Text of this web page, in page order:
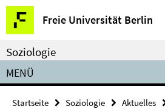
Springe
direkt
zu
Inhalt
Freie Universität Berlin
Service-
Navigation
Soziologie
MENÜ
Startseite Soziologie Aktuelles